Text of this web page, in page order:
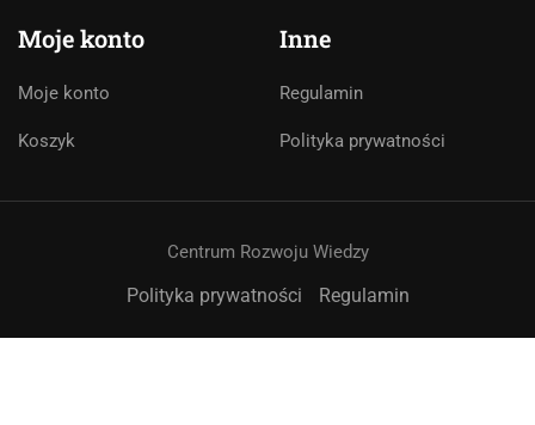
Moje konto
Moje konto
Koszyk
Inne
Regulamin
Polityka prywatności
Centrum Rozwoju Wiedzy
Polityka prywatności Regulamin
asystentem AI. Jak mogę Ci pomóc?